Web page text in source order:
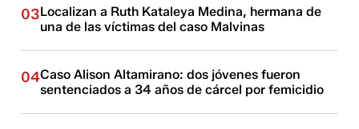
03Localizan a Ruth Kataleya Medina, hermana de
una de las víctimas del caso Malvinas
04Caso Alison Altamirano: dos jóvenes fueron
sentenciados a 34 años de cárcel por femicidio